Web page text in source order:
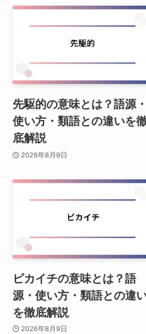
先駆的の意味とは？語源・
使い方・類語との違いを
底解説
2026年8月9日
ピカイチの意味とは？語
源・使い方・類語との違
を徹底解説
2026年8月9日